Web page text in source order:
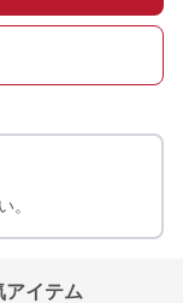
。
アイテム